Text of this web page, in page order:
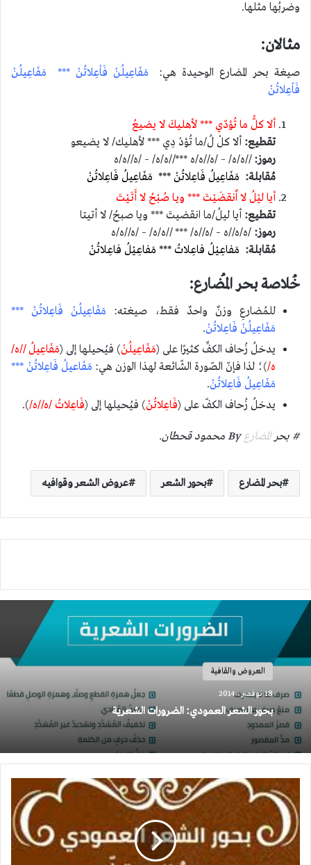
وضربُها مثلها.
مثالان:
صيغة بحر المضارع الوحيدة هي:
مَفَاعِيلُنْ فَاْعِلاتُنْ *** مَفَاعِيلُنْ
فَاْعِلاتُنْ
ألا كلُّ ما تُؤدّي *** لأهليكَ لا يضيعُ
تقطيع: ألا كلْ لُ/ما تُؤدْ دِي *** لأهليك/ لا يضيعو
رموز://ه/ه/ – /ه//ه/ه ***//ه/ه/ – /ه//ه/ه
مُقابلة: مَفَاعِيلُ فَاعِلاتُنْ *** مَفَاعِيلُ فَاعِلاتُنْ
أيا ليْلُ لا اٌنقضَيْتَ *** ويـا صُبْحُ لا أَتَـيْتَ
تقطيع: أيا ليلُ/ما انقضيتَ *** ويا صبحُ/ لا أتيتا
رموز: /ه/ه//ه – /ه//ه/ *** //ه/ه/ – /ه//ه/ه
مُقابلة: مَفاعِـيْلُ فاعِـلاتُ *** مَفاعِـيْلُ فاعِـلاتُنْ
خُلاصة بحر المُضارع:
للمُضارعِ وزنٌ واحدٌ فقط، صيغته: مَفَاعِيلُنْ فَاعِلاتُنْ ***
مَفَاعِيلُنْ فَاعِلاتُنْ.
يدخلُ زُحاف الكفِّ كثيرًا على (مَفَاعِيلُنْ) فيُحيلها إلى (مَفَاعِيلُ //ه/
ه/)؛ لذا فإنّ الصّورة الشّائعة لهذا الوزن هي: مَفَاعيلُ فَاعِلاتُنْ ***
مَفَاعِيلُ فَاعِلاتُنْ.
يدخلُ زُحاف الكفّ على (فَاعِلاتُنْ) فيُحيلها إلى (فَاعِلاتُ /ه//ه/).
# بحرالمضارعBy محمود قحطان.
بحر المضارع بحور الشعر عروض الشعر وقوافيه
العروض والقافية
18 نوفمبر، 2014
بحور الشعر العمودي: الضرورات الشعرية
الشعر
العمودي:
بحر
المجتث